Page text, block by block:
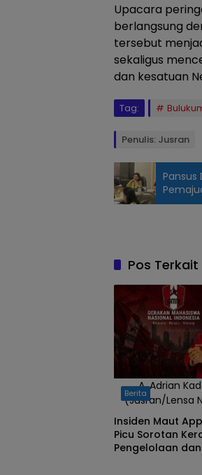
Upacara
berlangsung
tersebut
sekaligus
dan kesatuan
Tag:
Penulis: Jusran
Polres
(Jusran/Lensa
Nusantara)
Pansus
Pos Terkait
A. Adrian
(Jusran/Lensa
Berita
Insiden Maut
Picu Sorotan
Pengelolaan dan